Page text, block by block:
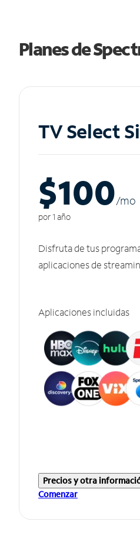
Planes de
TV Select
$100/mo
por 1 año
Disfruta de tus
aplicaciones de
Aplicaciones incluidas
Precios y otra
Comenzar